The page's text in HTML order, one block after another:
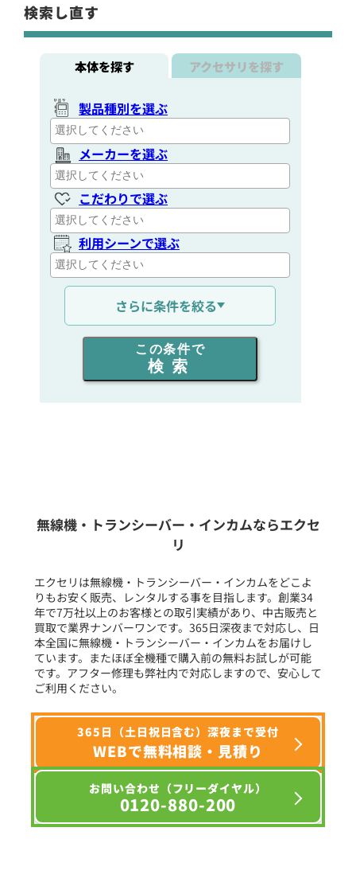
検索し直す
本体を探す アクセサリを探す
製品種別を選ぶ
メーカーを選ぶ
こだわりで選ぶ
利用シーンで選ぶ
通信距離を選ぶ
出力を選ぶ
同時通話人数を選ぶ
フリーワード入力(製品名等)
選択条件をリセット
さらに条件を絞る
この条件で
検索
無線機・トランシーバー・インカムならエクセ
リ
エクセリは無線機・トランシーバー・インカムをどこよ
りもお安く販売、レンタルする事を目指します。創業34
年で7万社以上のお客様との取引実績があり、中古販売と
買取で業界ナンバーワンです。365日深夜まで対応し、日
本全国に無線機・トランシーバー・インカムをお届けし
ています。またほぼ全機種で購入前の無料お試しが可能
です。アフター修理も弊社内で対応しますので、安心して
ご利用ください。
365日（土日祝日含む）深夜まで受付
WEBで無料相談・見積り
お問い合わせ（フリーダイヤル）
0120-880-200